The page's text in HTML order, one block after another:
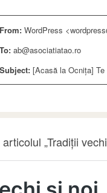
From: WordPress
To: ab@asociatiatao.ro
Subject: [Acasă la Ocnița] Te
„Tradiții